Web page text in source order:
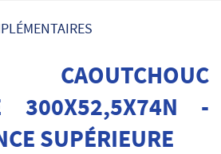
à graisse
CAOUTCHOUC
300X52,5X74N -
SUPÉRIEURE